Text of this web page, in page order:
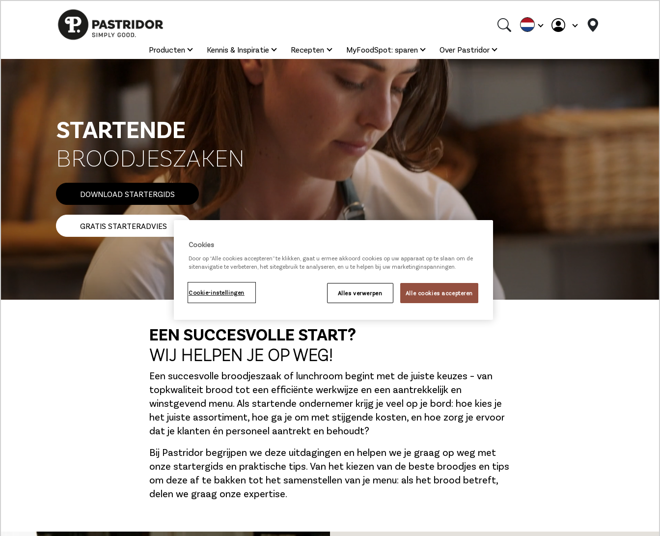
Producten Kennis & Inspiratie Recepten MyFoodSpot: sparen Over Pastridor
STARTENDE
BROODJESZAKEN
DOWNLOAD STARTERGIDS
GRATIS STARTERADVIES
EEN SUCCESVOLLE START?
WIJ HELPEN JE OP WEG!
Een succesvolle broodjeszaak of lunchroom begint met de juiste keuzes – van
topkwaliteit brood tot een efficiënte werkwijze en een aantrekkelijk en
winstgevend menu. Als startende ondernemer krijg je veel op je bord: hoe kies je
het juiste assortiment, hoe ga je om met stijgende kosten, en hoe zorg je ervoor
dat je klanten én personeel aantrekt en behoudt?
Bij Pastridor begrijpen we deze uitdagingen en helpen we je graag op weg met
onze startergids en praktische tips. Van het kiezen van de beste broodjes en tips
om deze af te bakken tot het samenstellen van je menu: als het brood betreft,
delen we graag onze expertise.
Cookies
Door op “Alle cookies accepteren” te klikken, gaat u ermee akkoord cookies op uw apparaat op te slaan om de
sitenavigatie te verbeteren, het sitegebruik te analyseren, en u te helpen bij uw marketinginspanningen.
Cookie-instellingen Alles verwerpen Alle cookies accepteren